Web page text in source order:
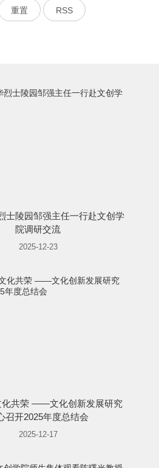
重置 RSS
士陵园邹强主任一行赴文创学
院调研交流
2025-12-23
化共荣 ——文化创新发展研究
召开2025年度总结会
2025-12-17